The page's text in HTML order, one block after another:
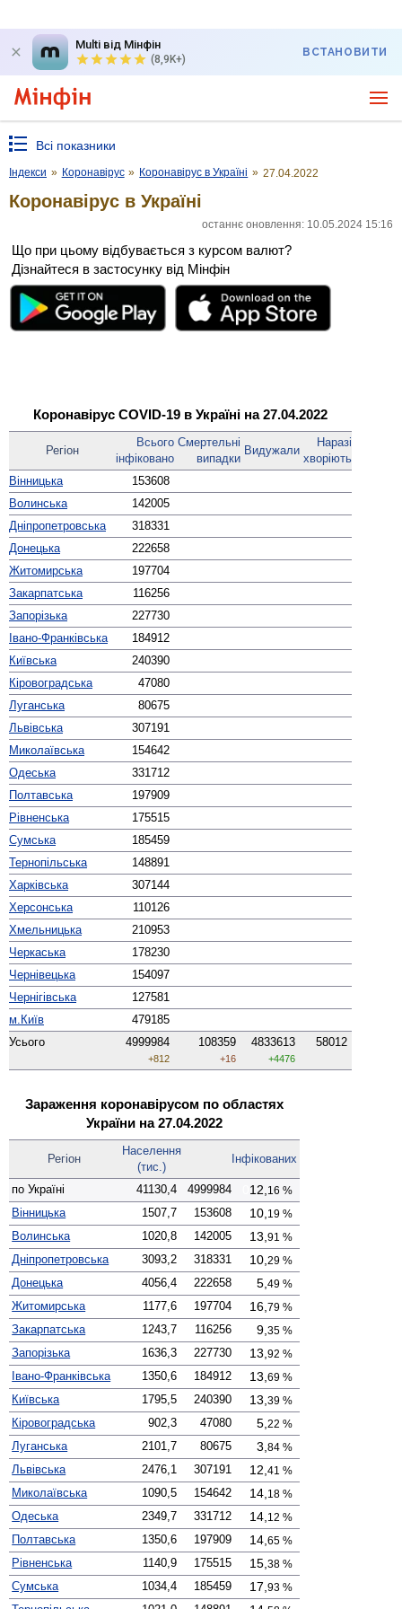
Multi від Мінфін
(8,9K+)
ВСТАНОВИТИ
Всі показники
Індекси » Коронавірус » Коронавірус в Україні » 27.04.2022
Коронавірус в Україні
останнє оновлення: 10.05.2024 15:16
Що при цьому відбувається з курсом валют?
Дізнайтеся в застосунку від Мінфін
Коронавірус COVID-19 в Україні на 27.04.2022
Регіон
Всього
інфі­ковано
Смер­тельні
випадки
Виду­жали
Наразі
хворіють
Вінницька
153608
Волинська
142005
Дніпро­петровська
318331
Донецька
222658
Житомирська
197704
Закарпатська
116256
Запорізька
227730
Івано-Франківська
184912
Київська
240390
Кірово­градська
47080
Луганська
80675
Львівська
307191
Миколаївська
154642
Одеська
331712
Полтавська
197909
Рівненська
175515
Сумська
185459
Тернопільська
148891
Харківська
307144
Херсонська
110126
Хмельницька
210953
Черкаська
178230
Чернівецька
154097
Чернігівська
127581
м.Київ
479185
Усього
4999984
+812
108359
+16
4833613
+4476
58012
Зараження коронавірусом по областях
України на 27.04.2022
Регіон
Населення
(тис.)
Інфіко­ваних
по Україні 41130,4 4999984 12, 16 %
Вінницька 1507,7 153608 10, 19 %
Волинська 1020,8 142005 13, 91 %
Дніпро­петровська 3093,2 318331 10, 29 %
Донецька 4056,4 222658 5, 49 %
Житомирська 1177,6 197704 16, 79 %
Закарпатська 1243,7 116256 9, 35 %
Запорізька 1636,3 227730 13, 92 %
Івано-Франківська 1350,6 184912 13, 69 %
Київська 1795,5 240390 13, 39 %
Кірово­градська 902,3 47080 5, 22 %
Луганська 2101,7 80675 3, 84 %
Львівська 2476,1 307191 12, 41 %
Миколаївська 1090,5 154642 14, 18 %
Одеська 2349,7 331712 14, 12 %
Полтавська 1350,6 197909 14, 65 %
Рівненська 1140,9 175515 15, 38 %
Сумська 1034,4 185459 17, 93 %